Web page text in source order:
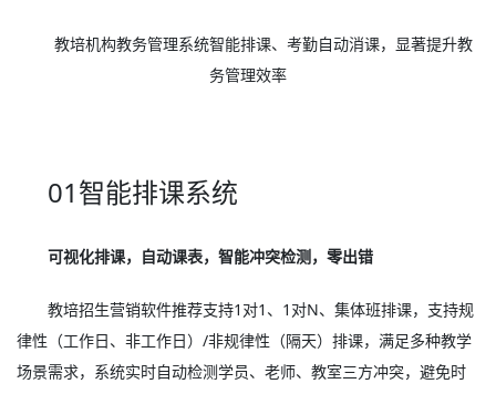
教培机构教务管理系统智能排课、考勤自动消课，显著提升教
务管理效率
01智能排课系统
可视化排课，自动课表，智能冲突检测，零出错
教培招生营销软件推荐支持1对1、1对N、集体班排课，支持规
律性（工作日、非工作日）/非规律性（隔天）排课，满足多种教学
场景需求，系统实时自动检测学员、老师、教室三方冲突，避免时